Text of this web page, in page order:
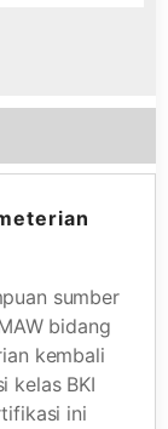
sumber
bidang
kembali
kelas BKI
ini